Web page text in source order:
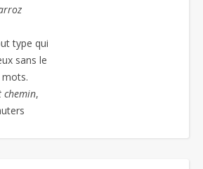
type qui
sans le
mots.
chemin,